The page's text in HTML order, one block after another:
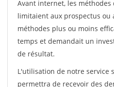
Avant internet, les méthodes
limitaient aux prospectus ou
méthodes plus ou moins
temps et demandait un
de résultat.
L'utilisation de notre service
permettra de recevoir des